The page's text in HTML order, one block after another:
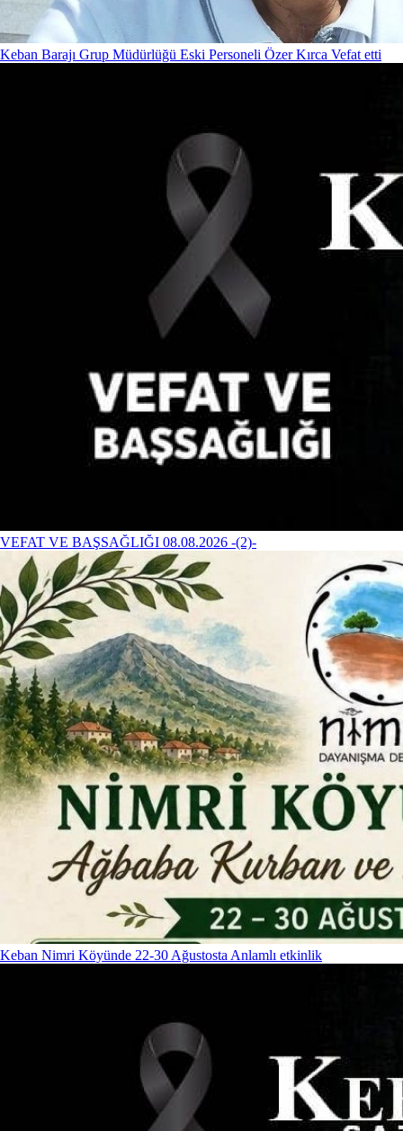
Keban Barajı Grup Müdürlüğü Eski Personeli Özer Kırca Vefat etti
VEFAT VE BAŞSAĞLIĞI 08.08.2026 -(2)-
Keban Nimri Köyünde 22-30 Ağustosta Anlamlı etkinlik